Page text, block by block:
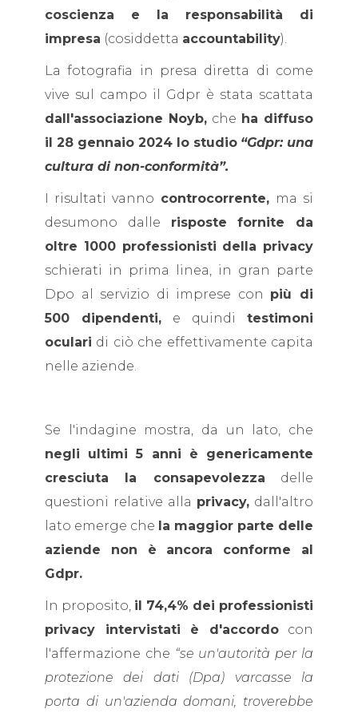
coscienza e la responsabilità di
impresa (cosiddetta accountability).
La fotografia in presa diretta di come
vive sul campo il Gdpr è stata scattata
dall'associazione Noyb, che ha diffuso
il 28 gennaio 2024 lo studio “Gdpr: una
cultura di non-conformità”.
I risultati vanno controcorrente, ma si
desumono dalle risposte fornite da
oltre 1000 professionisti della privacy
schierati in prima linea, in gran parte
Dpo al servizio di imprese con più di
500 dipendenti, e quindi testimoni
oculari di ciò che effettivamente capita
nelle aziende.
Se l'indagine mostra, da un lato, che
negli ultimi 5 anni è genericamente
cresciuta la consapevolezza delle
questioni relative alla privacy, dall'altro
lato emerge che la maggior parte delle
aziende non è ancora conforme al
Gdpr.
In proposito, il 74,4% dei professionisti
privacy intervistati è d'accordocon
l'affermazione che “se un'autorità per la
protezione dei dati (Dpa) varcasse la
porta di un'azienda domani, troverebbe